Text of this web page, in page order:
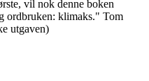
vil nok denne boken
ordbruken: klimaks." Tom
utgaven)